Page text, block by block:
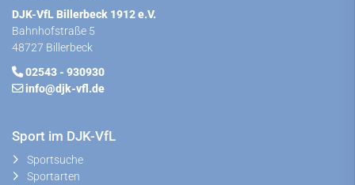
DJK-VfL Billerbeck 1912 e.V.
Bahnhofstraße 5
48727 Billerbeck
02543 - 930930
info@djk-vfl.de
Sport im DJK-VfL
Sportsuche
Sportarten